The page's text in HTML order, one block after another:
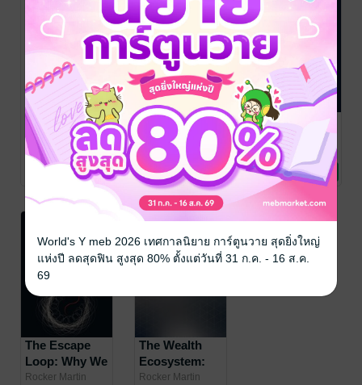
Supported
to Hold Wealth
(English
Edition)
Without Guilt
(English
Edition)
The Fear of
More: Why
Expansion
Feels
Dangerous—
and How to
Shrinking
Back (English
Edition)
Rocker Martin
การเงินการลงทุน
The Price of
Struggle:
Unlearning the
Belief That
Money Must
Be Earned the
Hard Way
Edition)
Rocker Martin
การเงินการลงทุน
No Rating
Quieting the
Noise: A
Calmer Path
for Healing
Anxiety and
Overthinking
Edition)
Rocker Martin
พัฒนาตนเอง
No Rating
The Escape
Loop: Why We
Waste Time,
Rocker Martin
The Wealth
Ecosystem:
Build a Money
Rocker Martin
World's Y meb 2026 เทศกาลนิยาย การ์ตูนวาย สุดยิ่งใหญ่
แห่งปี ลดสุดฟิน สูงสุด 80% ตั้งแต่วันที่ 31 ก.ค. - 16 ส.ค.
69